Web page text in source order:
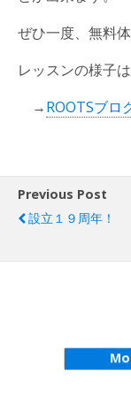
ぜひ一度、無料
レッスンの様子
→ROOTSブロ
Previous Post
設立１９周年！